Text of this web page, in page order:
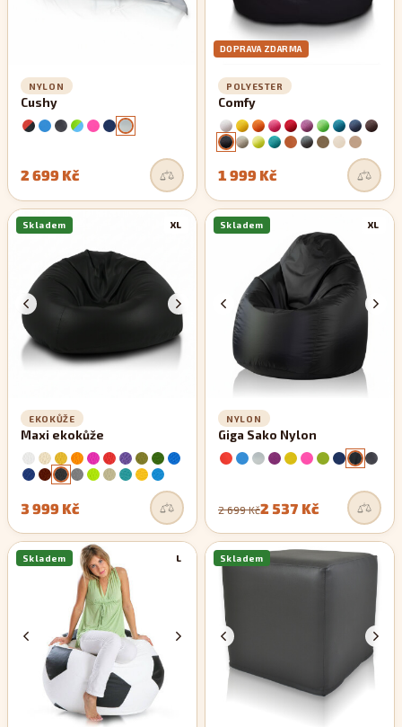
NYLON
Cushy
2 699 Kč
DOPRAVA ZDARMA
POLYESTER
Comfy
1 999 Kč
XL
Skladem
EKOKŮŽE
Maxi ekokůže
3 999 Kč
XL
Skladem
NYLON
Giga Sako Nylon
2 699 Kč2 537 Kč
L
Skladem Skladem